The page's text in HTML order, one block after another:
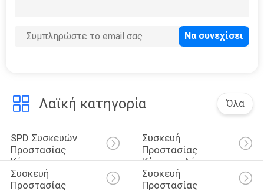
Λαϊκή κατηγορία Όλα
SPD Συσκευών
Προστασίας
Κύματος
Συσκευή
Προστασίας
Κύματος Δύναμης
Συσκευή
Προστασίας
Συσκευή
Προστασίας